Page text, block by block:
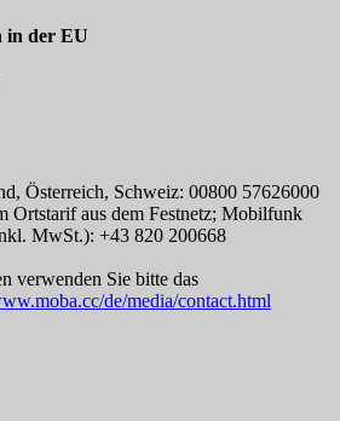
in der EU
Österreich, Schweiz: 00800 57626000
Ortstarif aus dem Festnetz; Mobilfunk
MwSt.): +43 820 200668
verwenden Sie bitte das
de/media/contact.html